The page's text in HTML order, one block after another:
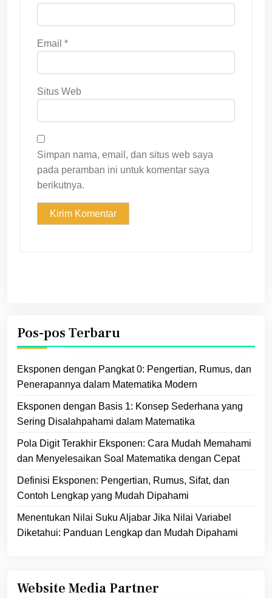
Email *
Situs Web
Simpan nama, email, dan situs web saya
pada peramban ini untuk komentar saya
berikutnya.
Pos-pos Terbaru
Eksponen dengan Pangkat 0: Pengertian, Rumus, dan
Penerapannya dalam Matematika Modern
Eksponen dengan Basis 1: Konsep Sederhana yang
Sering Disalahpahami dalam Matematika
Pola Digit Terakhir Eksponen: Cara Mudah Memahami
dan Menyelesaikan Soal Matematika dengan Cepat
Definisi Eksponen: Pengertian, Rumus, Sifat, dan
Contoh Lengkap yang Mudah Dipahami
Menentukan Nilai Suku Aljabar Jika Nilai Variabel
Diketahui: Panduan Lengkap dan Mudah Dipahami
Website Media Partner